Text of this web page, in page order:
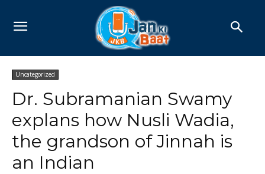
Uncategorized
Dr. Subramanian Swamy
explans how Nusli Wadia,
the grandson of Jinnah is
an Indian